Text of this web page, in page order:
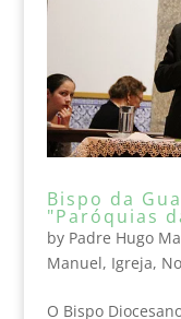
Bispo da
"Paróquias
by Padre Hugo
Manuel, Igreja,
O Bispo